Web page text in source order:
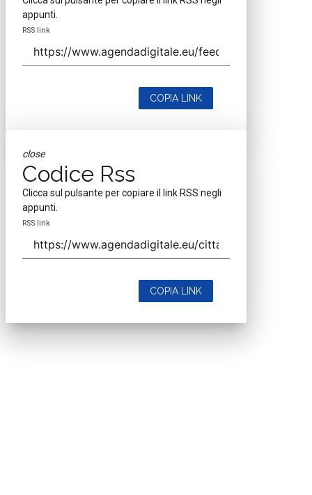
appunti.
RSS link
COPIA LINK
close
Codice Rss
Clicca sul pulsante per copiare il link RSS negli
appunti.
RSS link
COPIA LINK